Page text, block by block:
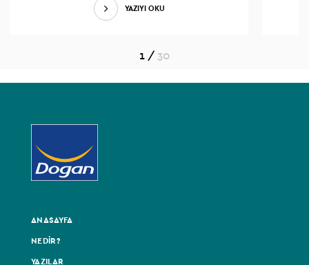
YAZIYI OKU
1/ 30
ANASAYFA
NEDİR?
YAZILAR